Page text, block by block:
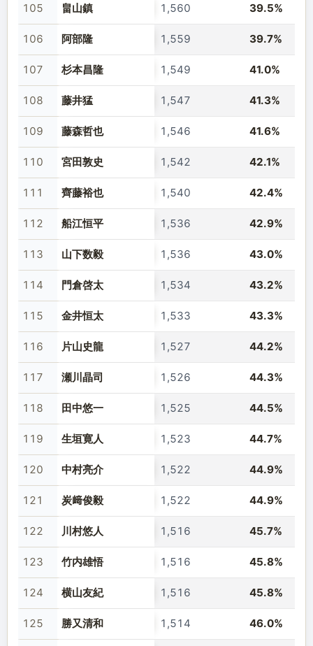
105 畠山鎮 1,560 39.5%
106 阿部隆 1,559 39.7%
107 杉本昌隆 1,549 41.0%
108 藤井猛 1,547 41.3%
109 藤森哲也 1,546 41.6%
110 宮田敦史 1,542 42.1%
111 齊藤裕也 1,540 42.4%
112 船江恒平 1,536 42.9%
113 山下数毅 1,536 43.0%
114 門倉啓太 1,534 43.2%
115 金井恒太 1,533 43.3%
116 片山史龍 1,527 44.2%
117 瀬川晶司 1,526 44.3%
118 田中悠一 1,525 44.5%
119 生垣寛人 1,523 44.7%
120 中村亮介 1,522 44.9%
121 炭﨑俊毅 1,522 44.9%
122 川村悠人 1,516 45.7%
123 竹内雄悟 1,516 45.8%
124 横山友紀 1,516 45.8%
125 勝又清和 1,514 46.0%